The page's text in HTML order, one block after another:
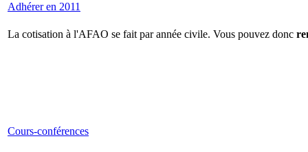
Adhérer en 2011
La cotisation à l'AFAO se fait par année civile. Vous pouvez donc
Cours-conférences